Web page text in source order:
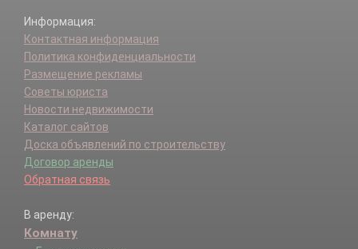
Информация:
Контактная информация
Политика конфиденциальности
Размещение рекламы
Советы юриста
Новости недвижимости
Каталог сайтов
Доска объявлений по строительству
Договор аренды
Обратная связь
В аренду:
Комнату